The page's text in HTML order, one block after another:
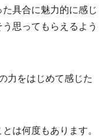
具合に魅力的に感じ
思ってもらえるよう
力をはじめて感じた
は何度もあります。